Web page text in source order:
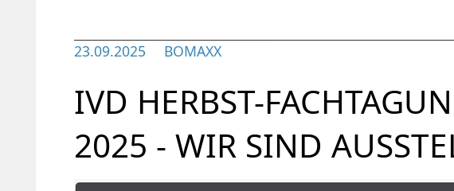
23.09.2025 BOMAXX
IVD HERBST-
2025 - WIR SIND